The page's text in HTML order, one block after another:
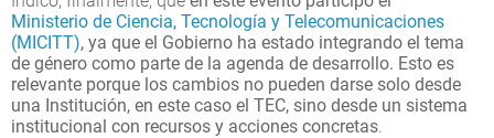
Ministerio de Ciencia, Tecnología y Telecomunicaciones
(MICITT), ya que el Gobierno ha estado integrando el tema
de género como parte de la agenda de desarrollo. Esto es
relevante porque los cambios no pueden darse solo desde
una Institución, en este caso el TEC, sino desde un sistema
institucional con recursos y acciones concretas.